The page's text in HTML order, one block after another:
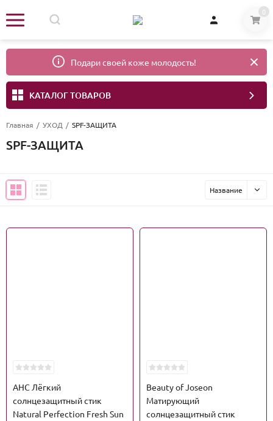
0
Подари своей коже молодость!
КАТАЛОГ ТОВАРОВ
Главная / УХОД / SPF-ЗАЩИТА
SPF-ЗАЩИТА
Название
AHC Лёгкий
солнцезащитный стик
Natural Perfection Fresh Sun
Beauty of Joseon
Матирующий
солнцезащитный стик